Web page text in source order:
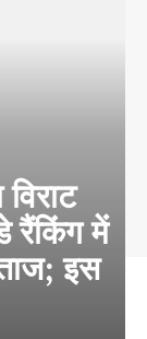
रैंकिंग में
इस